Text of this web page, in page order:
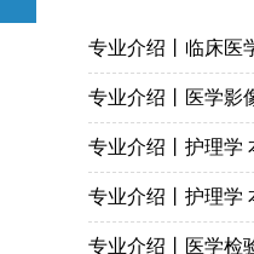
专业介绍丨临床医
专业介绍丨医学影
专业介绍丨护理学
专业介绍丨护理学
专业介绍丨医学检